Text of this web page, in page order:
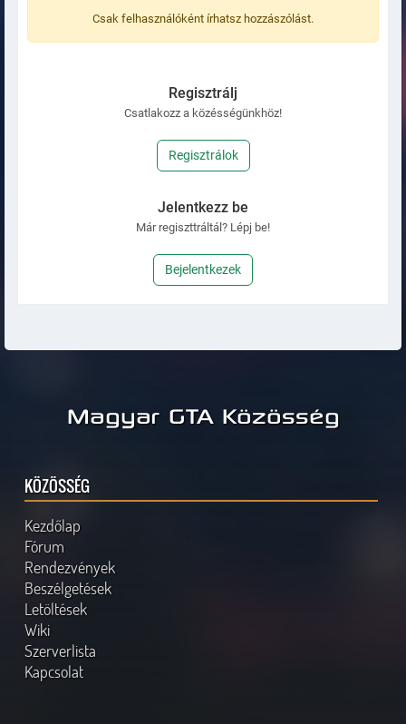
Csak felhasználóként írhatsz hozzászólást.
Regisztrálj
Csatlakozz a közésségünkhöz!
Regisztrálok
Jelentkezz be
Már regiszttráltál? Lépj be!
Bejelentkezek
Magyar GTA Közösség
KÖZÖSSÉG
Kezdőlap
Fórum
Rendezvények
Beszélgetések
Letöltések
Wiki
Szerverlista
Kapcsolat